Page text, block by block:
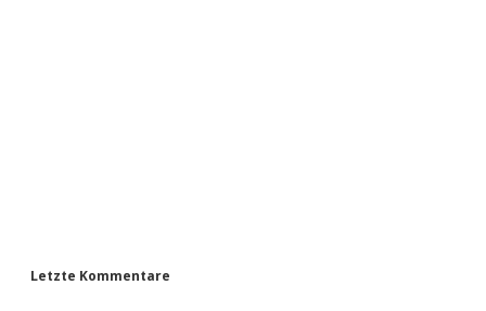
Letzte Kommentare